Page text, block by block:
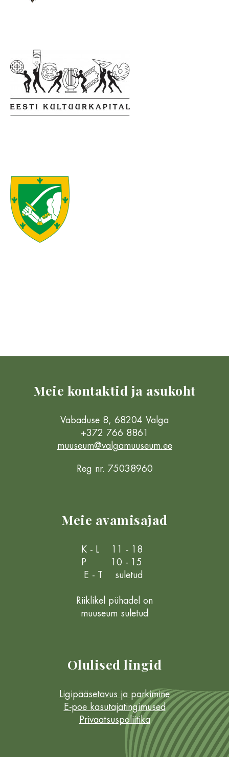
Meie kontaktid ja asukoht
Vabaduse 8, 68204 Valga
+372 766 8861
muuseum@valgamuuseum.ee
Reg nr. 75038960
Meie avamisajad
K - L 11 - 18
P 10 - 15
E - T suletud
Riiklikel pühadel on
muuseum suletud
Olulised lingid
Ligipääsetavus ja parkimine
E-poe kasutajatingimused
Privaatsuspoliitika